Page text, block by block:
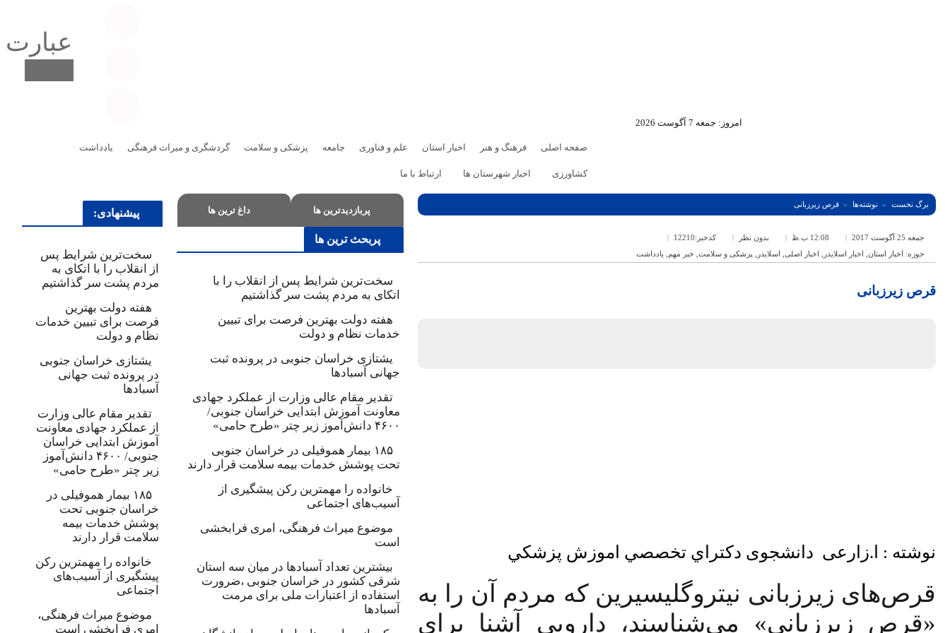
امروز: جمعه 7 آگوست 2026
صفحه اصلی فرهنگ و هنر اخبار استان علم و فناوری جامعه پزشکی و سلامت گردشگری و میراث فرهنگی یادداشت
کشاورزی اخبار شهرستان ها ارتباط با ما
برگ نخست نوشته‌ها قرص زیرزبانی
جمعه 25 آگوست 2017 12:08 ب.ظ بدون نظر
کدخبر:12210
حوزه: اخبار استان اخبار اسلایدر اخبار اصلی اسلایدر پزشکی و سلامت خبر مهم یادداشت
قرص زیرزبانی
نوشته : ا.زارعی دانشجوی دكتراي تخصصي اموزش پزشكي
قرص‌های زیرزبانی نیتروگلیسیرین که مردم آن را به
«قرص زیرزبانی» می‌شناسند، دارویی آشنا برای
پربازدیدترین ها داغ ترین ها
پربحث ترین ها
سخت‌ترین شرایط پس از انقلاب را با
اتکای به مردم پشت سر گذاشتیم
هفته دولت بهترین فرصت برای تبیین
خدمات نظام و دولت
یشتازی خراسان جنوبی در پرونده ثبت
جهانی آسبادها
تقدیر مقام عالی وزارت از عملکرد جهادی
معاونت آموزش ابتدایی خراسان جنوبی/
۴۶۰۰ دانش‌آموز زیر چتر «طرح حامی»
۱۸۵ بیمار هموفیلی در خراسان جنوبی
تحت پوشش خدمات بیمه سلامت قرار دارند
خانواده را مهمترین رکن پیشگیری از
آسیب‌های اجتماعی
موضوع میراث فرهنگی، امری فرابخشی
است
بیشترین تعداد آسبادها در میان سه استان
شرقی کشور در خراسان جنوبی ،ضرورت
استفاده از اعتبارات ملی برای مرمت
آسبادها
پیشنهادی:
سخت‌ترین شرایط پس
از انقلاب را با اتکای به
مردم پشت سر گذاشتیم
هفته دولت بهترین
فرصت برای تبیین خدمات
نظام و دولت
یشتازی خراسان جنوبی
در پرونده ثبت جهانی
آسبادها
تقدیر مقام عالی وزارت
از عملکرد جهادی معاونت
آموزش ابتدایی خراسان
جنوبی/ ۴۶۰۰ دانش‌آموز
زیر چتر «طرح حامی»
۱۸۵ بیمار هموفیلی در
خراسان جنوبی تحت
پوشش خدمات بیمه
سلامت قرار دارند
خانواده را مهمترین رکن
پیشگیری از آسیب‌های
اجتماعی
موضوع میراث فرهنگی،
امری فرابخشی است